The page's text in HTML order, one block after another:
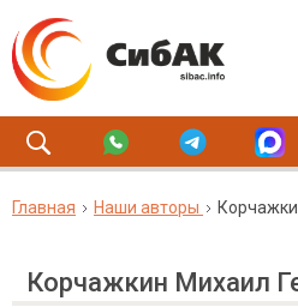
Главная Наши авторы
Корчажкин Михаил